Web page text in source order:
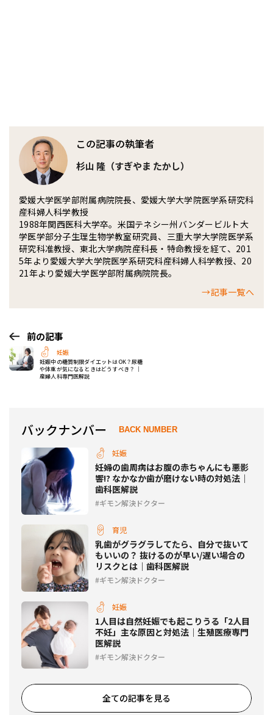
この記事の執筆者
杉山 隆（すぎやま たかし）
愛媛大学医学部附属病院院長、愛媛大学大学院医学系研究科
産科婦人科学教授
1988年関西医科大学卒。米国テネシー州バンダービルト大
学医学部分子生理生物学教室研究員、三重大学大学院医学系
研究科准教授、東北大学病院産科長・特命教授を経て、201
5年より愛媛大学大学院医学系研究科産科婦人科学教授、20
21年より愛媛大学医学部附属病院院長。
→記事一覧へ
前の記事
妊娠
妊娠中の糖質制限ダイエットはOK？尿糖
や体重が気になるときはどうすべき？ ｜
産婦人科専門医解説
バックナンバー BACK NUMBER
妊娠
妊婦の歯周病はお腹の赤ちゃんにも悪影
響!? なかなか歯が磨けない時の対処法｜
歯科医解説
ギモン解決ドクター
育児
乳歯がグラグラしてたら、自分で抜いて
もいいの？ 抜けるのが早い/遅い場合の
リスクとは｜歯科医解説
ギモン解決ドクター
妊娠
1人目は自然妊娠でも起こりうる「2人目
不妊」主な原因と対処法｜生殖医療専門
医解説
ギモン解決ドクター
全ての記事を見る